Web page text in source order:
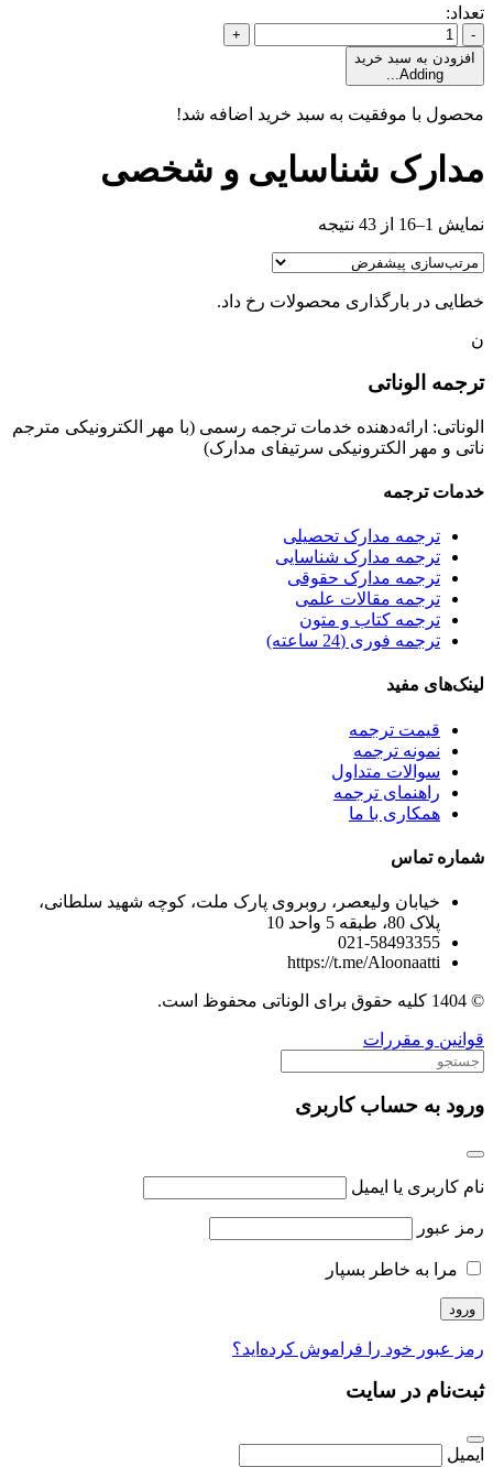
تعداد:
-
+
افزودن به سبد خرید
Adding...
محصول با موفقیت به سبد خرید اضافه شد!
مدارک شناسایی و شخصی
نمایش 1–16 از 43 نتیجه
خطایی در بارگذاری محصولات رخ داد.
ن
ترجمه الوناتی
الوناتی: ارائه‌دهنده خدمات ترجمه رسمی (با مهر الکترونیکی مترجم
ناتی و مهر الکترونیکی سرتیفای مدارک)
خدمات ترجمه
ترجمه مدارک تحصیلی
ترجمه مدارک شناسایی
ترجمه مدارک حقوقی
ترجمه مقالات علمی
ترجمه کتاب و متون
ترجمه فوری (24 ساعته)
لینک‌های مفید
قیمت ترجمه
نمونه ترجمه
سوالات متداول
راهنمای ترجمه
همکاری با ما
شماره تماس
خیابان ولیعصر، روبروی پارک ملت، کوچه شهید سلطانی،
پلاک 80، طبقه 5 واحد 10
021-58493355
https://t.me/Aloonaatti
© 1404 کلیه حقوق برای الوناتی محفوظ است.
قوانین و مقررات
ورود به حساب کاربری
نام کاربری یا ایمیل
رمز عبور
مرا به خاطر بسپار
رمز عبور خود را فراموش کرده‌اید؟
ثبت‌نام در سایت
ایمیل